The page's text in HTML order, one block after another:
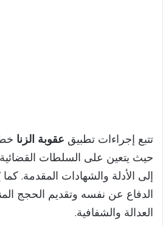
تتبع إجراءات تطبيق عقوبة الزنا
حيث يتعين على السلطات القضائية
إلى الأدلة والشهادات المقدمة.
الدفاع عن نفسه وتقديم الحجج
العدالة والشفافية.